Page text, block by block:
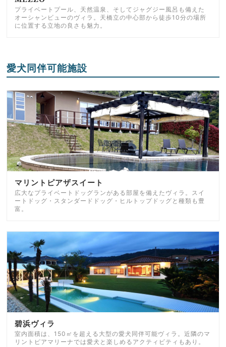
プライベートプール、天然温泉、そしてジャグジー風呂も備えた
オーシャンビューのヴィラ。天橋立の中心部から徒歩10分の場所
に位置する立地の良さも魅力。
愛犬同伴可能施設
マリントピアザスイート
広大なプライベートドッグランがある部屋を備えたヴィラ。スイ
ートドッグ・スタンダードドッグ・ヒルトップドッグと種類も豊
富。
碧浜ヴィラ
室内面積は、150㎡を超える大型の愛犬同伴可能ヴィラ。近隣のマ
リントピアマリーナでは愛犬と楽しめるアクティビティもあり。